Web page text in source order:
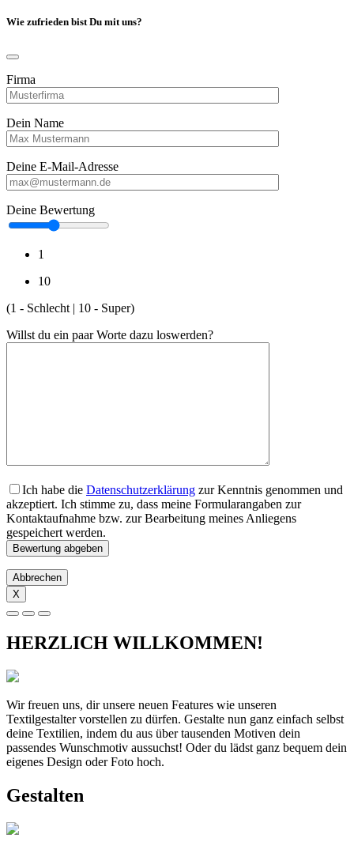
Wie zufrieden bist Du mit uns?
Firma
Dein Name
Deine E-Mail-Adresse
Deine Bewertung
1
10
(1 - Schlecht | 10 - Super)
Willst du ein paar Worte dazu loswerden?
Ich habe die Datenschutzerklärung zur Kenntnis genommen und
akzeptiert. Ich stimme zu, dass meine Formularangaben zur
Kontaktaufnahme bzw. zur Bearbeitung meines Anliegens
gespeichert werden.
Abbrechen
X
HERZLICH WILLKOMMEN!
Wir freuen uns, dir unsere neuen Features wie unseren
Textilgestalter vorstellen zu dürfen. Gestalte nun ganz einfach selbst
deine Textilien, indem du aus über tausenden Motiven dein
passendes Wunschmotiv aussuchst! Oder du lädst ganz bequem dein
eigenes Design oder Foto hoch.
Gestalten